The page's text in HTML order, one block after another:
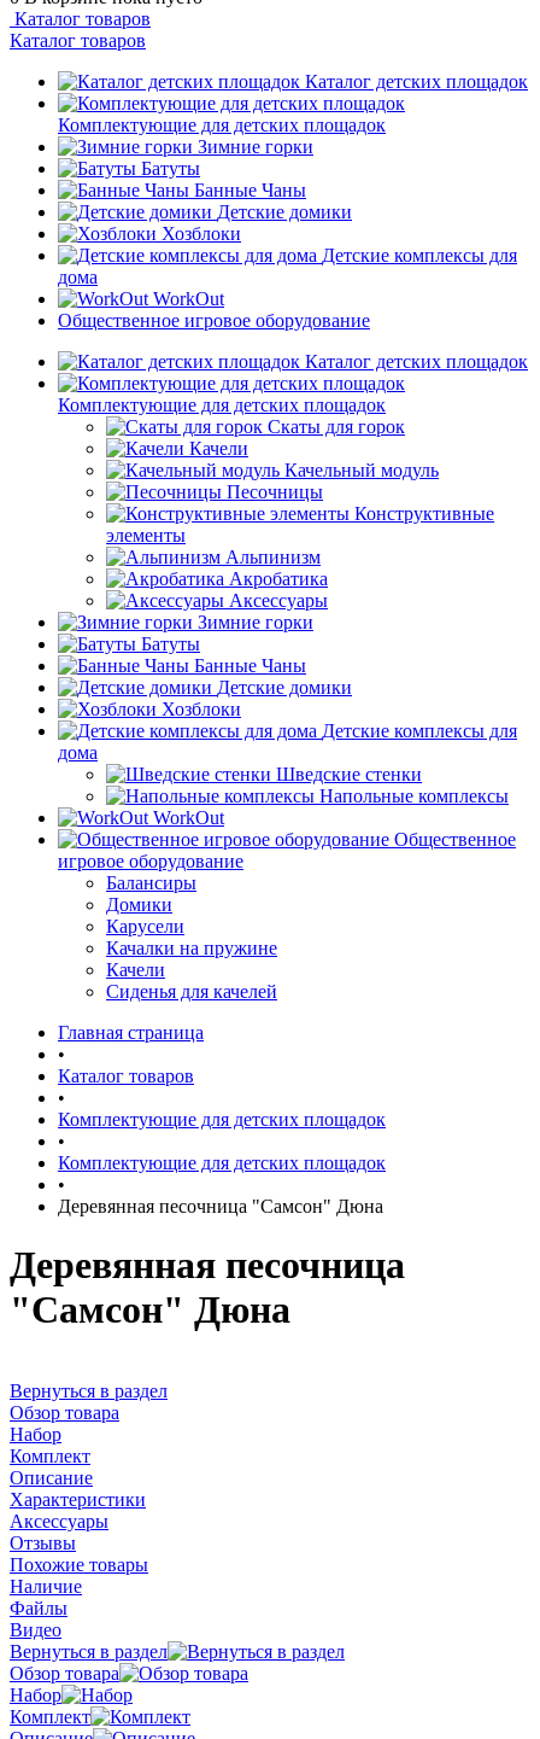
Каталог товаров
Каталог товаров
Каталог детских площадок
Комплектующие для детских площадок
Зимние горки
Батуты
Банные Чаны
Детские домики
Хозблоки
Детские комплексы для
дома
WorkOut
Общественное игровое оборудование
Каталог детских площадок
Комплектующие для детских площадок
Скаты для горок
Качели
Качельный модуль
Песочницы
Конструктивные
элементы
Альпинизм
Акробатика
Аксессуары
Зимние горки
Батуты
Банные Чаны
Детские домики
Хозблоки
Детские комплексы для
дома
Шведские стенки
Напольные комплексы
WorkOut
Общественное
игровое оборудование
Балансиры
Домики
Карусели
Качалки на пружине
Качели
Сиденья для качелей
Главная страница
•
Каталог товаров
•
Комплектующие для детских площадок
•
Комплектующие для детских площадок
•
Деревянная песочница "Самсон" Дюна
Деревянная песочница
"Самсон" Дюна
Вернуться в раздел
Обзор товара
Набор
Комплект
Описание
Характеристики
Аксессуары
Отзывы
Похожие товары
Наличие
Файлы
Видео
Вернуться в раздел
Обзор товара
Набор
Комплект